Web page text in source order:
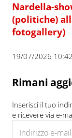
Nardella-
(politiche)
fotogallery)
19/07/2026 10:42
Rimani
Inserisci il tuo
e ricevere via e-